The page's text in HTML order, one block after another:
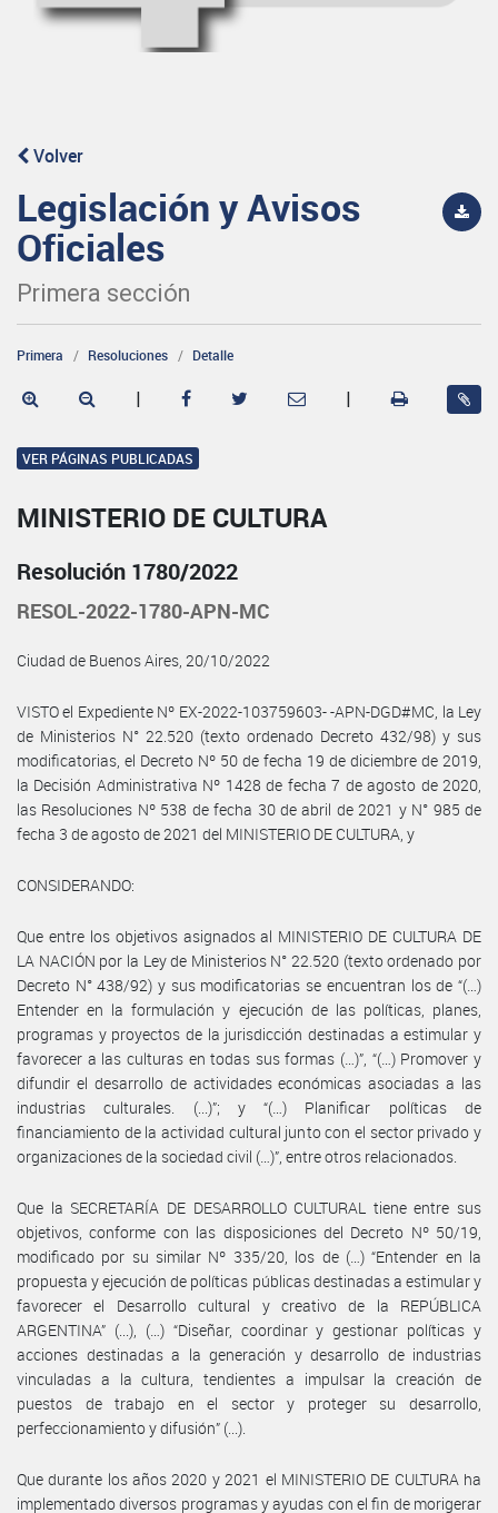
Volver
Legislación y Avisos
Oficiales
Primera sección
Primera Resoluciones Detalle
| |
VER PÁGINAS PUBLICADAS
MINISTERIO DE CULTURA
Resolución 1780/2022
RESOL-2022-1780-APN-MC
Ciudad de Buenos Aires, 20/10/2022
VISTO el Expediente Nº EX-2022-103759603- -APN-DGD#MC, la Ley
de Ministerios N° 22.520 (texto ordenado Decreto 432/98) y sus
modificatorias, el Decreto Nº 50 de fecha 19 de diciembre de 2019,
la Decisión Administrativa Nº 1428 de fecha 7 de agosto de 2020,
las Resoluciones Nº 538 de fecha 30 de abril de 2021 y N° 985 de
fecha 3 de agosto de 2021 del MINISTERIO DE CULTURA, y
CONSIDERANDO:
Que entre los objetivos asignados al MINISTERIO DE CULTURA DE
LA NACIÓN por la Ley de Ministerios N° 22.520 (texto ordenado por
Decreto N° 438/92) y sus modificatorias se encuentran los de “(…)
Entender en la formulación y ejecución de las políticas, planes,
programas y proyectos de la jurisdicción destinadas a estimular y
favorecer a las culturas en todas sus formas (…)”, “(…) Promover y
difundir el desarrollo de actividades económicas asociadas a las
industrias culturales. (...)”; y “(…) Planificar políticas de
financiamiento de la actividad cultural junto con el sector privado y
organizaciones de la sociedad civil (…)”, entre otros relacionados.
Que la SECRETARÍA DE DESARROLLO CULTURAL tiene entre sus
objetivos, conforme con las disposiciones del Decreto Nº 50/19,
modificado por su similar Nº 335/20, los de (…) “Entender en la
propuesta y ejecución de políticas públicas destinadas a estimular y
favorecer el Desarrollo cultural y creativo de la REPÚBLICA
ARGENTINA” (...), (…) “Diseñar, coordinar y gestionar políticas y
acciones destinadas a la generación y desarrollo de industrias
vinculadas a la cultura, tendientes a impulsar la creación de
puestos de trabajo en el sector y proteger su desarrollo,
perfeccionamiento y difusión” (...).
Que durante los años 2020 y 2021 el MINISTERIO DE CULTURA ha
implementado diversos programas y ayudas con el fin de morigerar